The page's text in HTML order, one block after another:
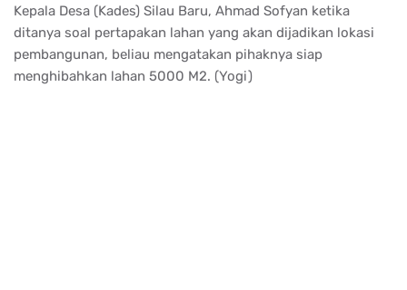
Kepala Desa (Kades) Silau Baru, Ahmad Sofyan ketika
ditanya soal pertapakan lahan yang akan dijadikan lokasi
pembangunan, beliau mengatakan pihaknya siap
menghibahkan lahan 5000 M2. (Yogi)